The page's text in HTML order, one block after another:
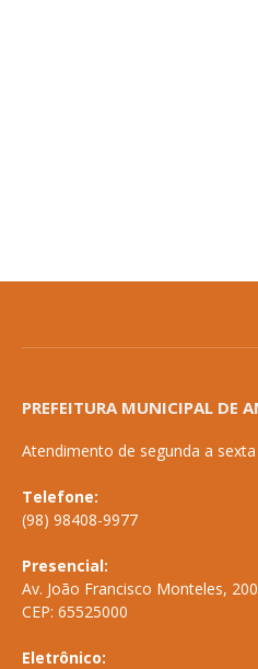
PREFEITURA MUNICIPAL DE
Atendimento de segunda a
Telefone:
(98) 98408-9977
Presencial:
Av. João Francisco Monteles,
CEP: 65525000
Eletrônico: